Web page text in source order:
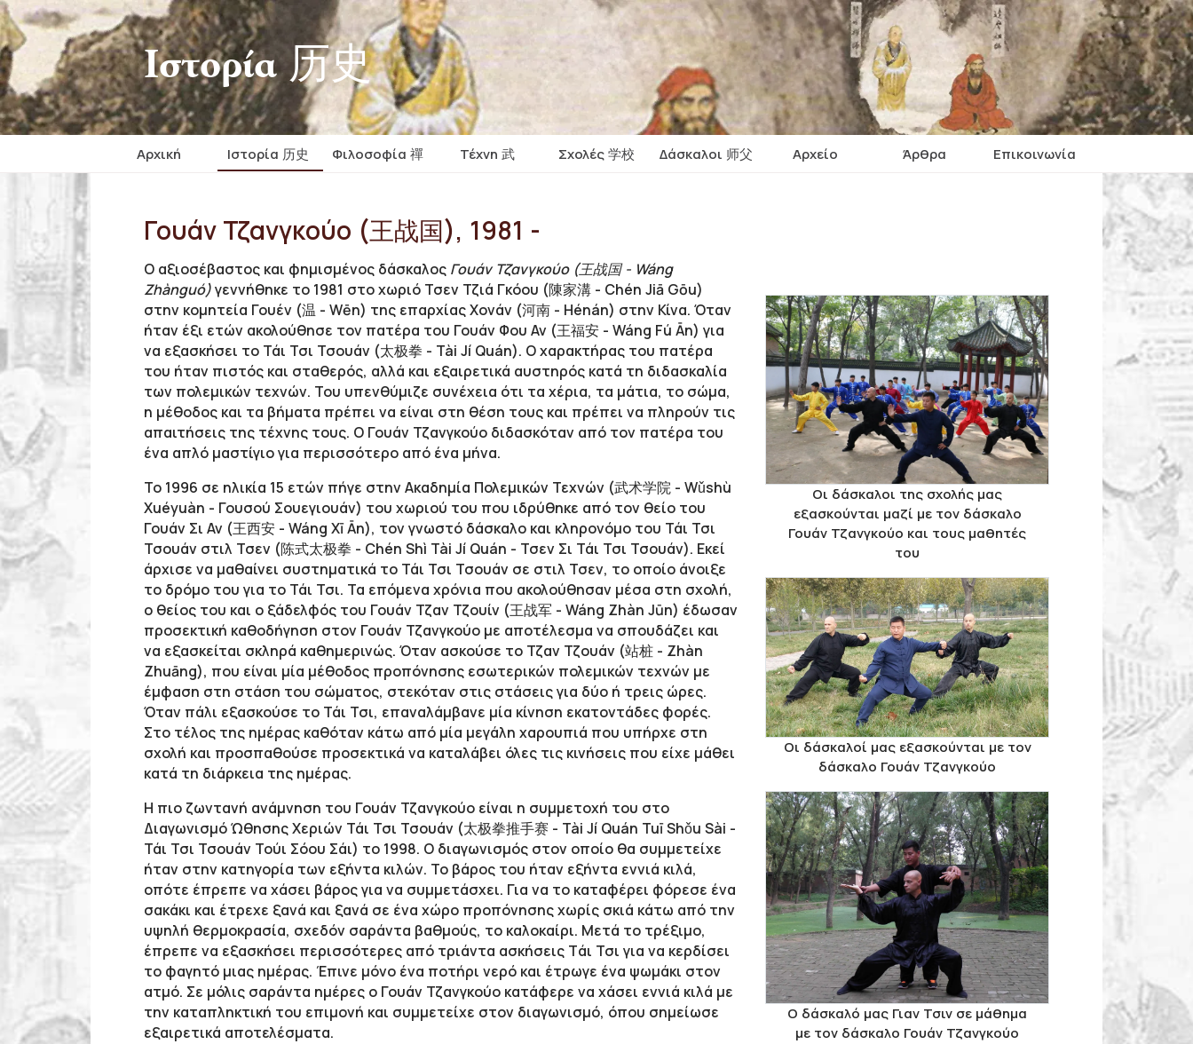
Iστορία 历史
Αρχική Iστορία 历史 Φιλοσοφία 禪 Τέχνη 武 Σχολές 学校 Δάσκαλοι 师父 Αρχείο Άρθρα Επικοινωνία
Γουάν Τζανγκούο (王战国), 1981 -
Ο αξιοσέβαστος και φημισμένος δάσκαλος Γουάν Τζανγκούο (王战国 - Wáng
Zhànguó)γεννήθηκε το 1981 στο χωριό Τσεν Τζιά Γκόου (陳家溝 - Chén Jiā Gōu)
στην κομητεία Γουέν (温 - Wēn) της επαρχίας Χονάν (河南 - Hénán) στην Κίνα. Όταν
ήταν έξι ετών ακολούθησε τον πατέρα του Γουάν Φου Αν (王福安 - Wáng Fú Ān) για
να εξασκήσει το Τάι Τσι Τσουάν (太极拳 - Tài Jí Quán). Ο χαρακτήρας του πατέρα
του ήταν πιστός και σταθερός, αλλά και εξαιρετικά αυστηρός κατά τη διδασκαλία
των πολεμικών τεχνών. Του υπενθύμιζε συνέχεια ότι τα χέρια, τα μάτια, το σώμα,
η μέθοδος και τα βήματα πρέπει να είναι στη θέση τους και πρέπει να πληρούν τις
απαιτήσεις της τέχνης τους. O Γουάν Τζανγκούο διδασκόταν από τον πατέρα του
ένα απλό μαστίγιο για περισσότερο από ένα μήνα.
Το 1996 σε ηλικία 15 ετών πήγε στην Ακαδημία Πολεμικών Τεχνών (武术学院 - Wǔshù
Xuéyuàn - Γουσού Σουεγιουάν) του χωριού του που ιδρύθηκε από τον θείο του
Γουάν Σι Αν (王西安 - Wáng Xī Ān), τον γνωστό δάσκαλο και κληρονόμο του Τάι Τσι
Τσουάν στιλ Τσεν (陈式太极拳 - Chén Shì Tài Jí Quán - Τσεν Σι Τάι Τσι Τσουάν). Εκεί
άρχισε να μαθαίνει συστηματικά το Τάι Τσι Τσουάν σε στιλ Τσεν, το οποίο άνοιξε
το δρόμο του για το Τάι Τσι. Τα επόμενα χρόνια που ακολούθησαν μέσα στη σχολή,
ο θείος του και ο ξάδελφός του Γουάν Τζαν Τζουίν (王战军 - Wáng Zhàn Jūn) έδωσαν
προσεκτική καθοδήγηση στον Γουάν Τζανγκούο με αποτέλεσμα να σπουδάζει και
να εξασκείται σκληρά καθημερινώς. Όταν ασκούσε το Τζαν Τζουάν (站桩 - Zhàn
Zhuāng), που είναι μία μέθοδος προπόνησης εσωτερικών πολεμικών τεχνών με
έμφαση στη στάση του σώματος, στεκόταν στις στάσεις για δύο ή τρεις ώρες.
Όταν πάλι εξασκούσε το Τάι Τσι, επαναλάμβανε μία κίνηση εκατοντάδες φορές.
Στο τέλος της ημέρας καθόταν κάτω από μία μεγάλη χαρουπιά που υπήρχε στη
σχολή και προσπαθούσε προσεκτικά να καταλάβει όλες τις κινήσεις που είχε μάθει
κατά τη διάρκεια της ημέρας.
Η πιο ζωντανή ανάμνηση του Γουάν Τζανγκούο είναι η συμμετοχή του στο
Διαγωνισμό Ώθησης Χεριών Τάι Τσι Τσουάν (太极拳推手赛 - Tài Jí Quán Tuī Shǒu Sài -
Τάι Τσι Τσουάν Τούι Σόου Σάι) το 1998. Ο διαγωνισμός στον οποίο θα συμμετείχε
ήταν στην κατηγορία των εξήντα κιλών. Το βάρος του ήταν εξήντα εννιά κιλά,
οπότε έπρεπε να χάσει βάρος για να συμμετάσχει. Για να το καταφέρει φόρεσε ένα
σακάκι και έτρεχε ξανά και ξανά σε ένα χώρο προπόνησης χωρίς σκιά κάτω από την
υψηλή θερμοκρασία, σχεδόν σαράντα βαθμούς, το καλοκαίρι. Μετά το τρέξιμο,
έπρεπε να εξασκήσει περισσότερες από τριάντα ασκήσεις Tάι Τσι για να κερδίσει
το φαγητό μιας ημέρας. Έπινε μόνο ένα ποτήρι νερό και έτρωγε ένα ψωμάκι στον
ατμό. Σε μόλις σαράντα ημέρες ο Γουάν Τζανγκούο κατάφερε να χάσει εννιά κιλά με
την καταπληκτική του επιμονή και συμμετείχε στον διαγωνισμό, όπου σημείωσε
εξαιρετικά αποτελέσματα.
Οι δάσκαλοι της σχολής μας
εξασκούνται μαζί με τον δάσκαλο
Γουάν Τζανγκούο και τους μαθητές
του
Οι δάσκαλοί μας εξασκούνται με τον
δάσκαλο Γουάν Τζανγκούο
Ο δάσκαλό μας Γιαν Τσιν σε μάθημα
με τον δάσκαλο Γουάν Τζανγκούο